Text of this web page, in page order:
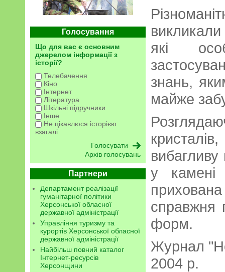
Голосування
Що для вас є основним
джерелом інформації з
історії?
Телебачення
Кіно
Інтернет
Література
Шкільні підручники
Інше
Не цікавлюся історією
взагалі
Архів голосувань
Партнери
Департамент реалізації
гуманітарної політики
Херсонської обласної
державної адміністрації
Управління туризму та
курортів Херсонської обласної
державної адміністрації
Найбільш повний каталог
Інтернет-ресурсів
Херсонщини
які
знань,
майже
у камені
прихована
справжня
форм.
Журнал
2004 р.